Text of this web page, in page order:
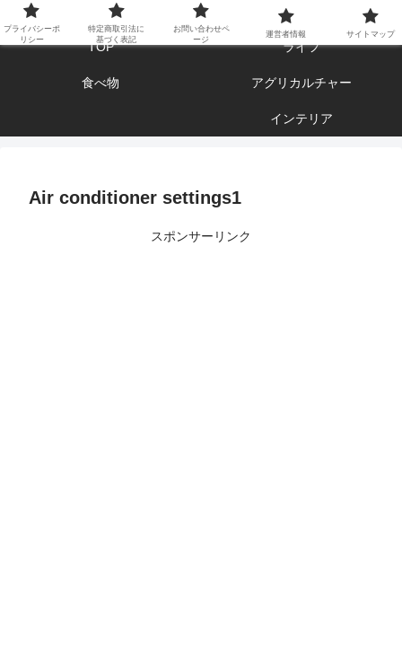
エンジョイ ブログライフ
TOP ライフ
食べ物 アグリカルチャー
インテリア
Air conditioner settings1
スポンサーリンク
プライバシーポ
リシー
特定商取引法に
基づく表記
お問い合わせペ
ージ
運営者情報 サイトマップ